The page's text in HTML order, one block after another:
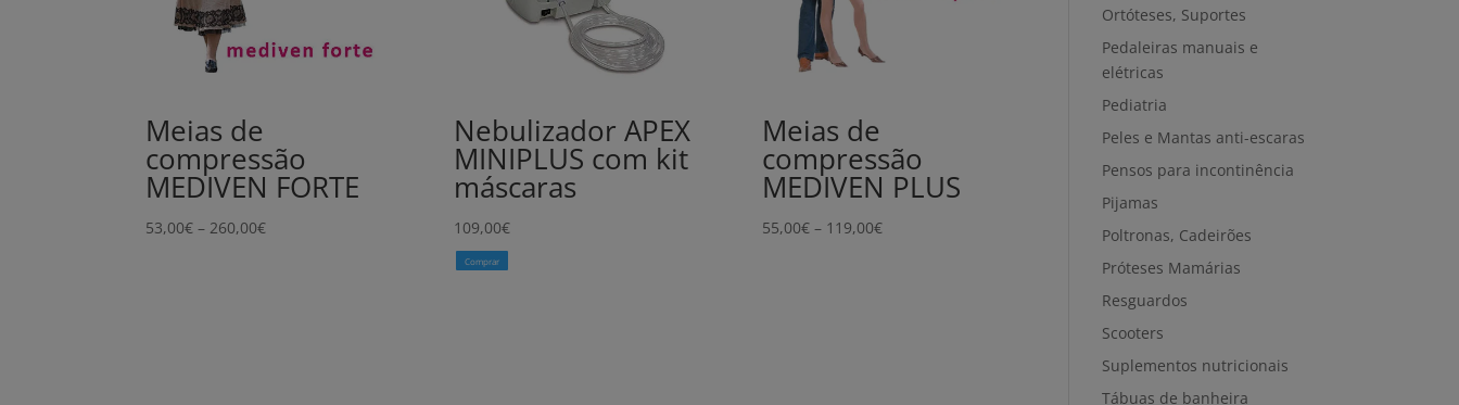
Meias de
compressão
MEDIVEN FORTE
53,00€ – 260,00€Price
Nebulizador APEX
MINIPLUS com kit
máscaras
109,00€
Comprar
Meias de
compressão
MEDIVEN PLUS
55,00€ – 119,00€Price
Ortóteses, Suportes
Pedaleiras manuais e
elétricas
Pediatria
Peles e Mantas anti-escaras
Pensos para incontinência
Pijamas
Poltronas, Cadeirões
Próteses Mamárias
Resguardos
Scooters
Suplementos nutricionais
Tábuas de banheira